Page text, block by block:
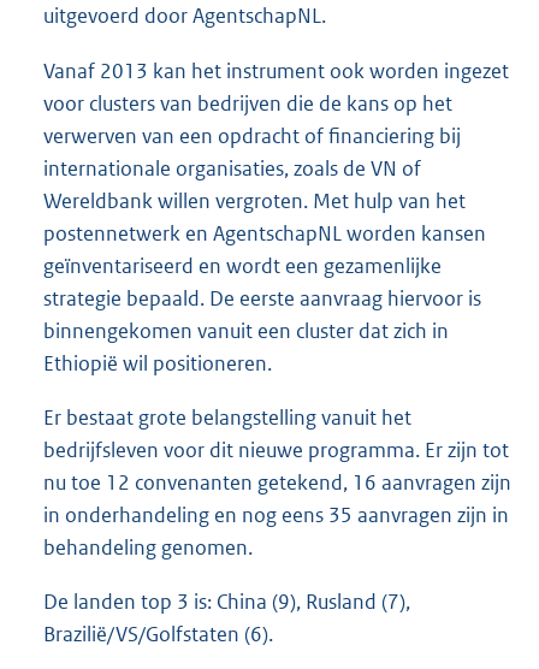
uitgevoerd door AgentschapNL.
Vanaf 2013 kan het instrument ook worden ingezet
voor clusters van bedrijven die de kans op het
verwerven van een opdracht of financiering bij
internationale organisaties, zoals de VN of
Wereldbank willen vergroten. Met hulp van het
postennetwerk en AgentschapNL worden kansen
geïnventariseerd en wordt een gezamenlijke
strategie bepaald. De eerste aanvraag hiervoor is
binnengekomen vanuit een cluster dat zich in
Ethiopië wil positioneren.
Er bestaat grote belangstelling vanuit het
bedrijfsleven voor dit nieuwe programma. Er zijn tot
nu toe 12 convenanten getekend, 16 aanvragen zijn
in onderhandeling en nog eens 35 aanvragen zijn in
behandeling genomen.
De landen top 3 is: China (9), Rusland (7),
Brazilië/VS/Golfstaten (6).